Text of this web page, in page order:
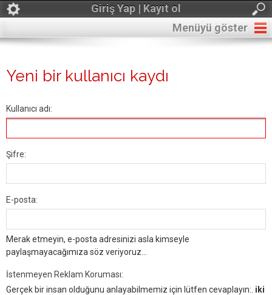
Giriş Yap | Kayıt ol
Menüyü göster
Yeni bir kullanıcı kaydı
Kullanıcı adı:
Şifre:
E-posta:
Merak etmeyin, e-posta adresinizi asla kimseyle
paylaşmayacağımıza söz veriyoruz...
İstenmeyen Reklam Koruması:
Gerçek bir insan olduğunu anlayabilmemiz için lütfen cevaplayın:. iki